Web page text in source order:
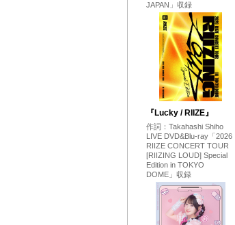
JAPAN」収録
『Lucky / RIIZE』
作詞：Takahashi Shiho
LIVE DVD&Blu-ray「2026
RIIZE CONCERT TOUR
[RIIZING LOUD] Special
Edition in TOKYO
DOME」収録